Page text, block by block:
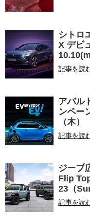
シトロ
X デビ
記事を読
アバル
ンペー
（木）
記事を読
ジープ
Flip
23（
記事を読